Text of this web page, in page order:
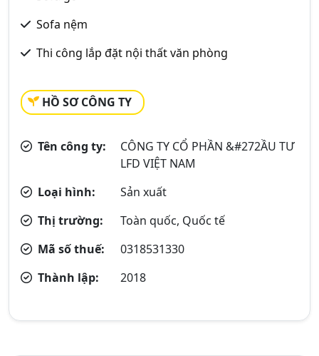
Sofa nệm
Thi công lắp đặt nội thất văn phòng
HỒ SƠ CÔNG TY
Tên công ty:
CÔNG TY CỔ PHẦN &#272ẦU TƯ
LFD VIỆT NAM
Loại hình:
Sản xuất
Thị trường:
Toàn quốc, Quốc tế
Mã số thuế:
0318531330
Thành lập:
2018